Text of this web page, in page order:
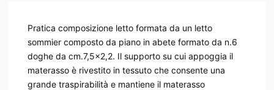
Pratica composizione letto formata da un letto
sommier composto da piano in abete formato da n.6
doghe da cm.7,5x2,2. Il supporto su cui appoggia il
materasso è rivestito in tessuto che consente una
grande traspirabilità e mantiene il materasso